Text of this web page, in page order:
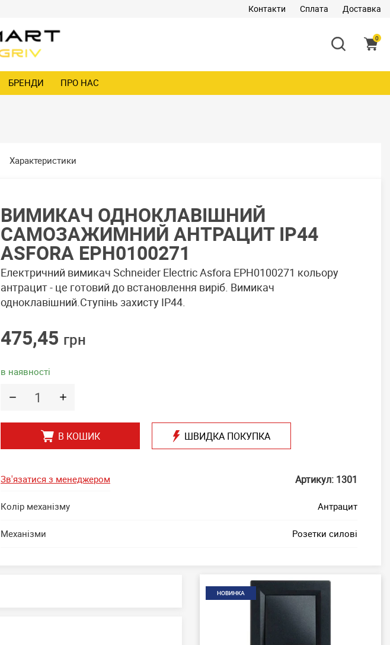
Контакти Сплата
Доставка
0
БРЕНДИ ПРО НАС
Характеристики
ВИМИКАЧ ОДНОКЛАВІШНИЙ
САМОЗАЖИМНИЙ АНТРАЦИТ IP44
ASFORA EPH0100271
Електричний вимикач Schneider Electric Asfora EPH0100271 кольору
антрацит - це готовий до встановлення виріб. Вимикач
одноклавішний.Ступінь захисту IP44.
475,45 грн
в наявності
В КОШИК ШВИДКА ПОКУПКА
Зв'язатися з менеджером Артикул: 1301
Колір механізму Антрацит
Механізми Розетки силові
НОВИНКА